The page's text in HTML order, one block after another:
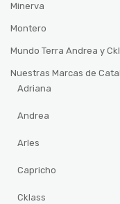
Minerva
Montero
Mundo Terra Andrea y
Nuestras Marcas de
Adriana
Andrea
Arles
Capricho
Cklass